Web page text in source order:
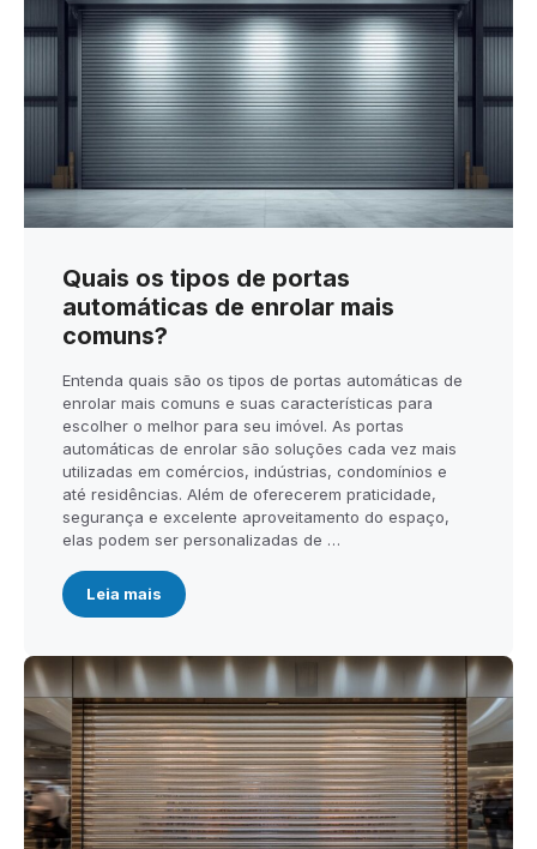
Quais os tipos de portas
automáticas de enrolar mais
comuns?
Entenda quais são os tipos de portas automáticas de
enrolar mais comuns e suas características para
escolher o melhor para seu imóvel. As portas
automáticas de enrolar são soluções cada vez mais
utilizadas em comércios, indústrias, condomínios e
até residências. Além de oferecerem praticidade,
segurança e excelente aproveitamento do espaço,
elas podem ser personalizadas de …
Leia mais